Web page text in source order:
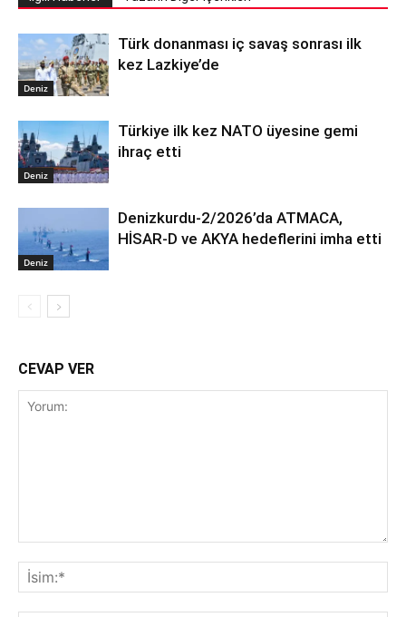
Deniz
Türk donanması iç savaş sonrası ilk
kez Lazkiye’de
Deniz
Türkiye ilk kez NATO üyesine gemi
ihraç etti
Deniz
Denizkurdu-2/2026’da ATMACA,
HİSAR-D ve AKYA hedeflerini imha etti
CEVAP VER